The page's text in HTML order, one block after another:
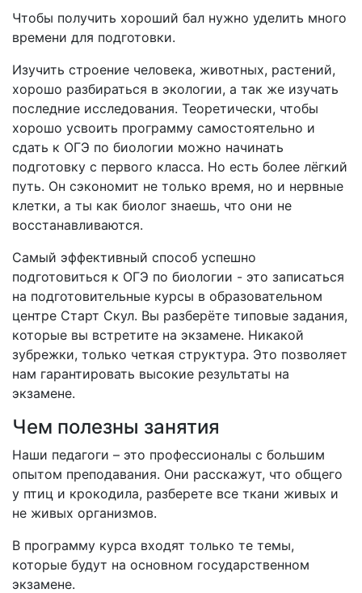
Чтобы получить хороший бал нужно уделить много
времени для подготовки.
Изучить строение человека, животных, растений,
хорошо разбираться в экологии, а так же изучать
последние исследования. Теоретически, чтобы
хорошо усвоить программу самостоятельно и
сдать к ОГЭ по биологии можно начинать
подготовку с первого класса. Но есть более лёгкий
путь. Он сэкономит не только время, но и нервные
клетки, а ты как биолог знаешь, что они не
восстанавливаются.
Самый эффективный способ успешно
подготовиться к ОГЭ по биологии - это записаться
на подготовительные курсы в образовательном
центре Старт Скул. Вы разберёте типовые задания,
которые вы встретите на экзамене. Никакой
зубрежки, только четкая структура. Это позволяет
нам гарантировать высокие результаты на
экзамене.
Чем полезны занятия
Наши педагоги – это профессионалы с большим
опытом преподавания. Они расскажут, что общего
у птиц и крокодила, разберете все ткани живых и
не живых организмов.
В программу курса входят только те темы,
которые будут на основном государственном
экзамене.